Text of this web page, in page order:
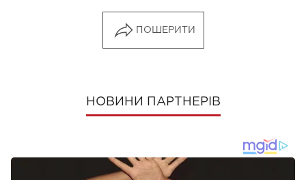
ПОШЕРИТИ
НОВИНИ ПАРТНЕРІВ